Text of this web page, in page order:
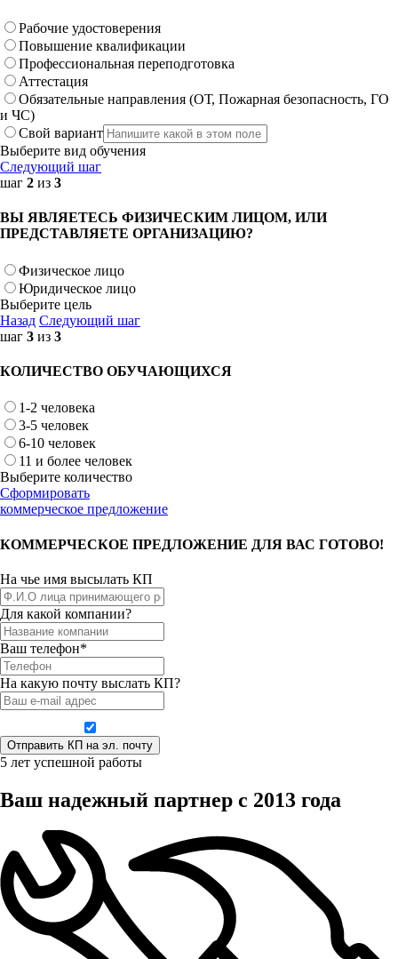
Рабочие удостоверения
Повышение квалификации
Профессиональная переподготовка
Аттестация
Обязательные направления (ОТ, Пожарная безопасность, ГО
и ЧС)
Свой вариант
Выберите вид обучения
Следующий шаг
шаг 2 из 3
ВЫ ЯВЛЯЕТЕСЬ ФИЗИЧЕСКИМ ЛИЦОМ, ИЛИ
ПРЕДСТАВЛЯЕТЕ ОРГАНИЗАЦИЮ?
Физическое лицо
Юридическое лицо
Выберите цель
Назад Следующий шаг
шаг 3 из 3
КОЛИЧЕСТВО ОБУЧАЮЩИХСЯ
1-2 человека
3-5 человек
6-10 человек
11 и более человек
Выберите количество
Сформировать
коммерческое предложение
КОММЕРЧЕСКОЕ ПРЕДЛОЖЕНИЕ ДЛЯ ВАС ГОТОВО!
На чье имя высылать КП
Для какой компании?
Ваш телефон*
На какую почту выслать КП?
5 лет успешной работы
Ваш надежный партнер с 2013 года